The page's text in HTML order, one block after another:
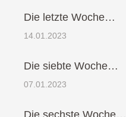
Die letzte Woche…
14.01.2023
Die siebte Woche…
07.01.2023
Die sechste Woche…